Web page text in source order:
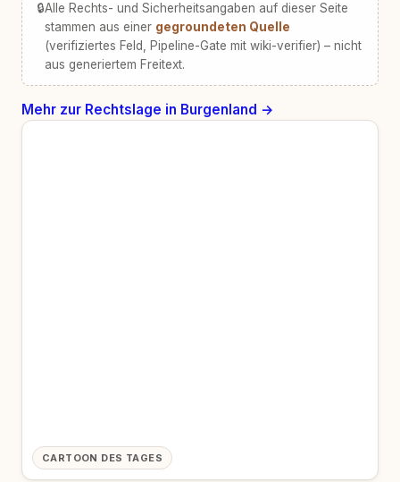
🔒Alle Rechts- und Sicherheitsangaben auf dieser Seite
stammen aus einer gegroundeten Quelle
(verifiziertes Feld, Pipeline-Gate mit wiki-verifier) – nicht
aus generiertem Freitext.
Mehr zur Rechtslage in Burgenland →
CARTOON DES TAGES